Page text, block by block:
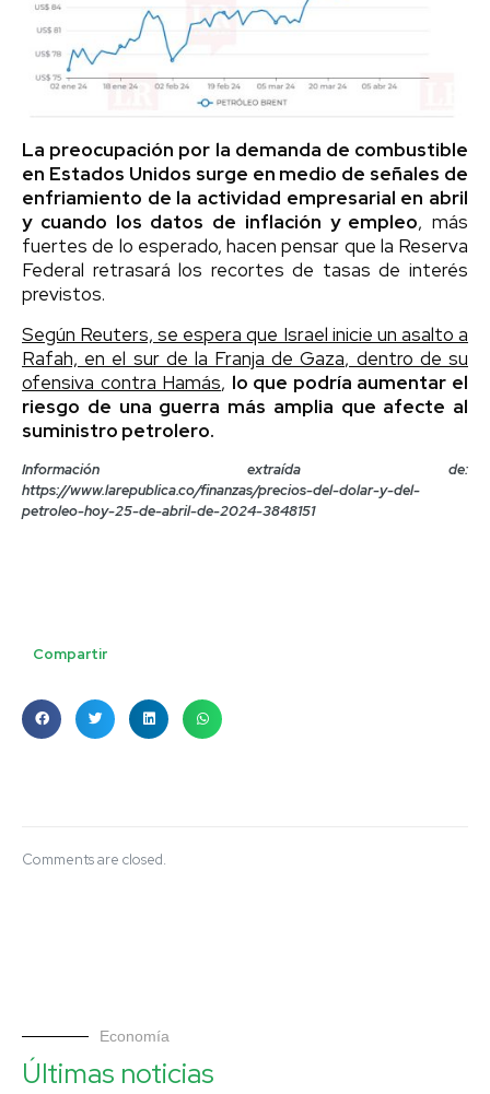
La preocupación por la demanda de combustible
en Estados Unidos surge en medio de señales de
enfriamiento de la actividad empresarial en abril
y cuando los datos de inflación y empleo, más
fuertes de lo esperado, hacen pensar que la Reserva
Federal retrasará los recortes de tasas de interés
previstos.
Según Reuters, se espera que Israel inicie un asalto a
Rafah, en el sur de la Franja de Gaza, dentro de su
ofensiva contra Hamás, lo que podría aumentar el
riesgo de una guerra más amplia que afecte al
suministro petrolero.
Información extraída de:
https://www.larepublica.co/finanzas/precios-del-dolar-y-del-
petroleo-hoy-25-de-abril-de-2024-3848151
Compartir
Comments are closed.
Economía
Últimas noticias